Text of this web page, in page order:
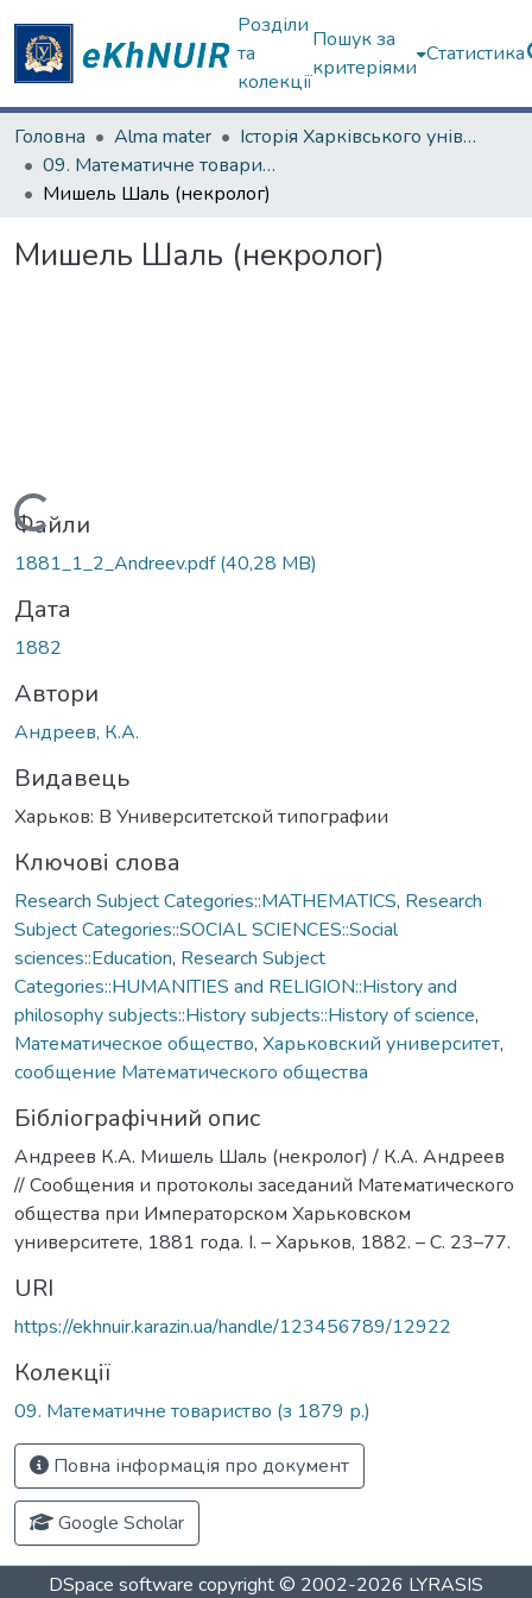
Розділи
та
колекції
Пошук за
критеріями
Статистика
Головна Alma mater
Історія Харківського університету
09. Математичне товариство (з 1879 р.)
Мишель Шаль (некролог)
Мишель Шаль (некролог)
Вантажиться...
Файли
1881_1_2_Andreev.pdf(40,28 MB)
Дата
1882
Автори
Андреев, К.А.
Видавець
Харьков: В Университетской типографии
Ключові слова
Research Subject Categories::MATHEMATICS, Research
Subject Categories::SOCIAL SCIENCES::Social
sciences::Education, Research Subject
Categories::HUMANITIES and RELIGION::History and
philosophy subjects::History subjects::History of science,
Математическое общество, Харьковский университет,
сообщение Математического общества
Бібліографічний опис
Андреев К.А. Мишель Шаль (некролог) / К.А. Андреев
// Сообщения и протоколы заседаний Математического
общества при Императорском Харьковском
университете, 1881 года. І. – Харьков, 1882. – С. 23–77.
URI
https://ekhnuir.karazin.ua/handle/123456789/12922
Колекції
09. Математичне товариство (з 1879 р.)
Повна інформація про документ
Google Scholar
DSpace software copyright © 2002-2026 LYRASIS